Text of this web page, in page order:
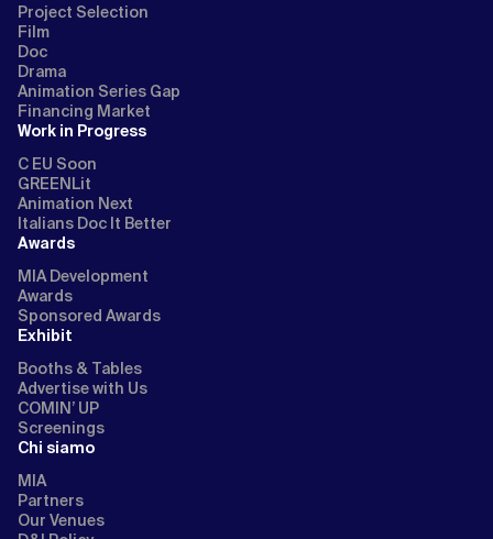
Project Selection
Film
Doc
Drama
Animation Series Gap
Financing Market
Work in Progress
C EU Soon
GREENLit
Animation Next
Italians Doc It Better
Awards
MIA Development
Awards
Sponsored Awards
Exhibit
Booths & Tables
Advertise with Us
COMIN’ UP
Screenings
Chi siamo
MIA
Partners
Our Venues